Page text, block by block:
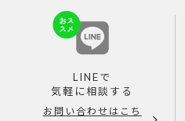
LINEで
気軽に相談する
お問い合わせはこち